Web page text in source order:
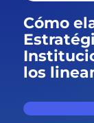
Cómo
los